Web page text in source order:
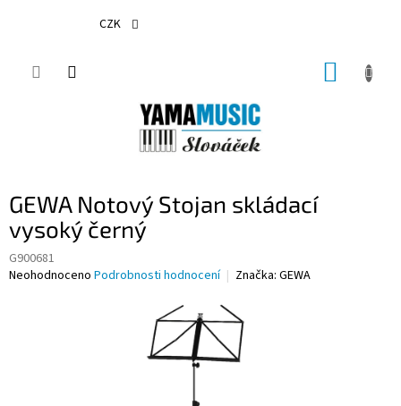
CZK
GEWA Notový Stojan skládací
vysoký černý
G900681
Průměrné
Neohodnoceno Podrobnosti hodnocení Značka: GEWA